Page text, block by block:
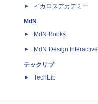
イカロスアカデミー
MdN
MdN Books
MdN Design Interactive
テックリブ
TechLib